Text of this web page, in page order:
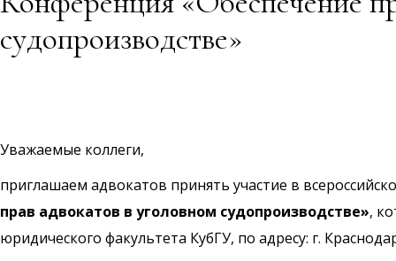
судопроизводстве»
Уважаемые коллеги,
приглашаем адвокатов принять участие в
прав адвокатов в уголовном судопроизводстве»,
юридического факультета КубГУ, по адресу: г.